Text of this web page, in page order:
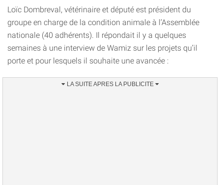
Loïc Dombreval, vétérinaire et député est président du
groupe en charge de la condition animale à l’Assemblée
nationale (40 adhérents). Il répondait il y a quelques
semaines à une interview de Wamiz sur les projets qu’il
porte et pour lesquels il souhaite une avancée :